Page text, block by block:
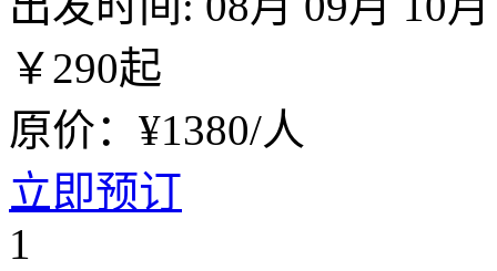
￥290起
原价：¥1380/人
立即预订
1